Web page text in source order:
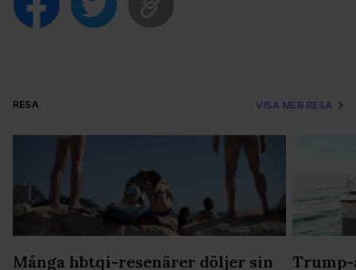
RESA VISA MER RESA
Många hbtqi-resenärer döljer sin